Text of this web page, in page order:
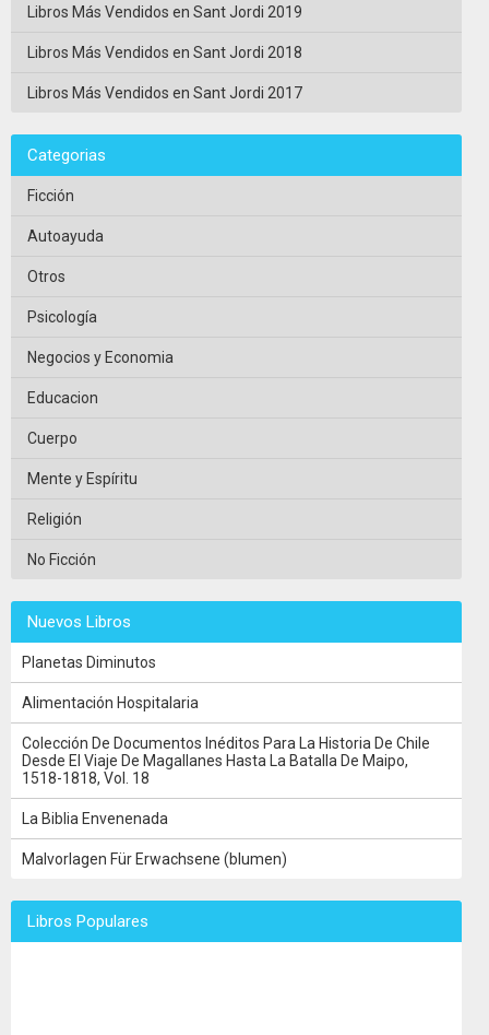
Libros Más Vendidos en Sant Jordi 2019
Libros Más Vendidos en Sant Jordi 2018
Libros Más Vendidos en Sant Jordi 2017
Categorias
Ficción
Autoayuda
Otros
Psicología
Negocios y Economia
Educacion
Cuerpo
Mente y Espíritu
Religión
No Ficción
Nuevos Libros
Planetas Diminutos
Alimentación Hospitalaria
Colección De Documentos Inéditos Para La Historia De Chile
Desde El Viaje De Magallanes Hasta La Batalla De Maipo,
1518-1818, Vol. 18
La Biblia Envenenada
Malvorlagen Für Erwachsene (blumen)
Libros Populares